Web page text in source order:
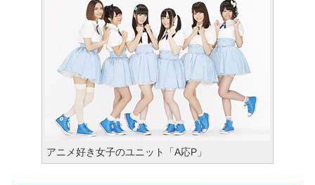
アニメ好き女子のユニット「A応P」